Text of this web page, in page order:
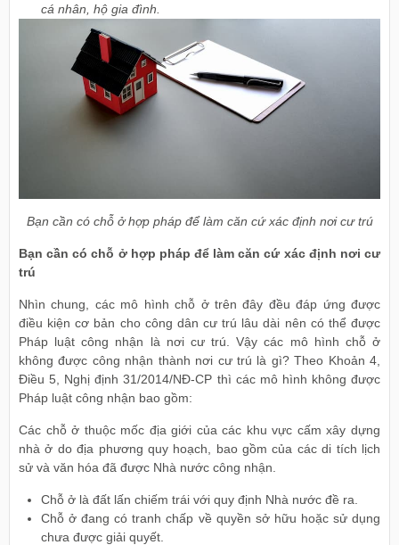
cá nhân, hộ gia đình.
Bạn cần có chỗ ở hợp pháp để làm căn cứ xác định nơi cư trú
Bạn cần có chỗ ở hợp pháp để làm căn cứ xác định nơi cư
trú
Nhìn chung, các mô hình chỗ ở trên đây đều đáp ứng được
điều kiện cơ bản cho công dân cư trú lâu dài nên có thể được
Pháp luật công nhận là nơi cư trú. Vậy các mô hình chỗ ở
không được công nhận thành nơi cư trú là gì? Theo Khoản 4,
Điều 5, Nghị định 31/2014/NĐ-CP thì các mô hình không được
Pháp luật công nhận bao gồm:
Các chỗ ở thuộc mốc địa giới của các khu vực cấm xây dựng
nhà ở do địa phương quy hoạch, bao gồm của các di tích lịch
sử và văn hóa đã được Nhà nước công nhận.
Chỗ ở là đất lấn chiếm trái với quy định Nhà nước đề ra.
Chỗ ở đang có tranh chấp về quyền sở hữu hoặc sử dụng
chưa được giải quyết.